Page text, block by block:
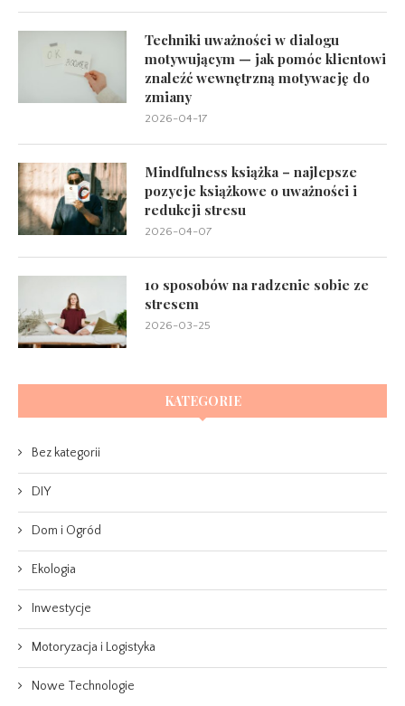
Techniki uważności w dialogu
motywującym — jak pomóc klientowi
znaleźć wewnętrzną motywację do
zmiany
2026-04-17
Mindfulness książka – najlepsze
pozycje książkowe o uważności i
redukcji stresu
2026-04-07
10 sposobów na radzenie sobie ze
stresem
2026-03-25
KATEGORIE
Bez kategorii
DIY
Dom i Ogród
Ekologia
Inwestycje
Motoryzacja i Logistyka
Nowe Technologie